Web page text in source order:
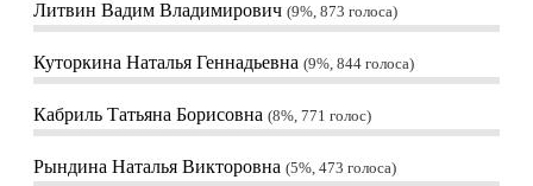
Литвин Вадим Владимирович 9%, 873 голоса
Куторкина Наталья Геннадьевна 9%, 844 голоса
Кабриль Татьяна Борисовна 8%, 771 голос
Рындина Наталья Викторовна 5%, 473 голоса